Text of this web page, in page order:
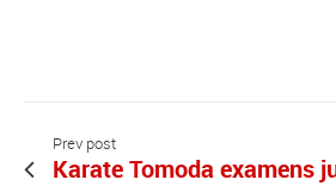
Prev post
Karate Tomoda examens